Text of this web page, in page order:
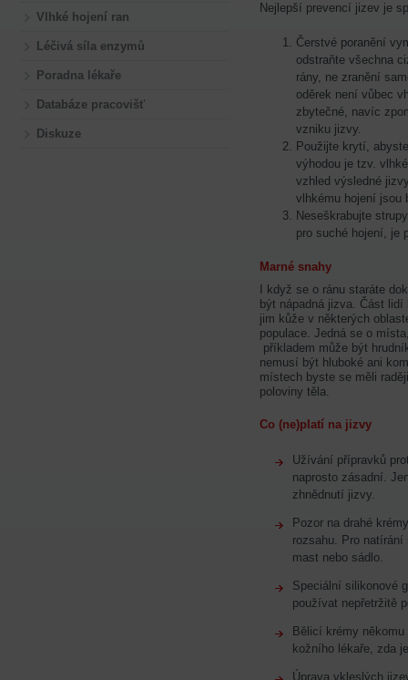
Nejlepší prevencí jizev je
Čerstvé poranění
odstraňte všechna
rány, ne zranění
oděrek není vůbec
zbytečné, navíc
vzniku jizvy.
Použijte krytí,
výhodou je tzv.
vzhled výsledné
vlhkému hojení jsou
Neseškrabujte
pro suché hojení, je
Marné snahy
I když se o ránu staráte
být nápadná jizva. Část
jim kůže v některých
populace. Jedná se o
příkladem může být
nemusí být hluboké ani
místech byste se měli
poloviny těla.
Co (ne)platí na jizvy
Užívání přípravků
naprosto zásadní.
zhnědnutí jizvy.
Pozor na drahé
rozsahu. Pro
mast nebo sádlo.
Speciální silikonové
používat nepřetržitě
Bělicí krémy
kožního lékaře, zda
Úprava vkleslých
Vlhké hojení ran
Léčivá síla enzymů
Poradna lékaře
Databáze pracovišť
Diskuze